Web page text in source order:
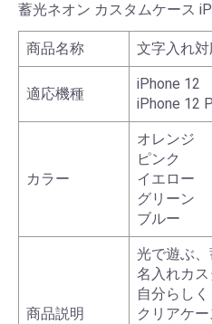
蓄光ネオン カスタムケース
商品名称 文字入れ
適応機種
iPhone 12
iPhone 12
カラー
オレンジ
ピンク
イエロー
グリーン
ブルー
商品説明
光で遊ぶ
名入れカス
自分らしく
クリアケ